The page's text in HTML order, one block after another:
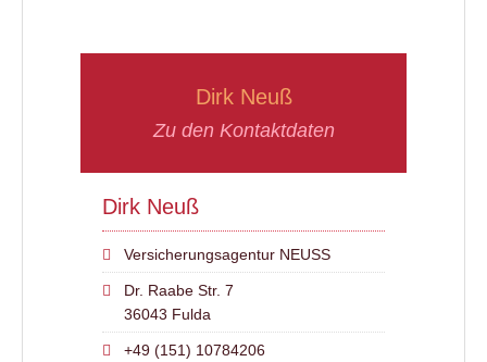
Dirk Neuß
Zu den Kontaktdaten
Dirk Neuß
Versicherungsagentur NEUSS
Dr. Raabe Str. 7
36043 Fulda
+49 (151) 10784206